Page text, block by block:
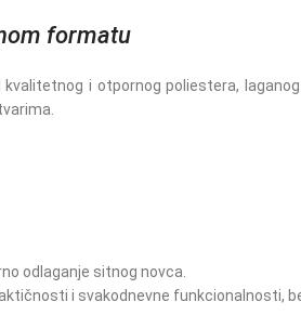
formatu
i otpornog poliestera,
odlaganje sitnog novca.
i svakodnevne funkcionalnosti,